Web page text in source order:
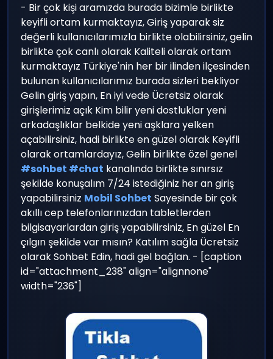
- Bir çok kişi aramızda burada bizimle birlikte
keyifli ortam kurmaktayız, Giriş yaparak siz
değerli kullanıcılarımızla birlikte olabilirsiniz, gelin
birlikte çok canlı olarak Kaliteli olarak ortam
kurmaktayız Türkiye'nin her bir ilinden ilçesinden
bulunan kullanıcılarımız burada sizleri bekliyor
Gelin giriş yapın, En iyi vede Ücretsiz olarak
girişlerimiz açık Kim bilir yeni dostluklar yeni
arkadaşlıklar belkide yeni aşklara yelken
açabilirsiniz, hadi birlikte en güzel olarak Keyifli
olarak ortamlardayız, Gelin birlikte özel genel
#sohbet #chat kanalında birlikte sınırsız
şekilde konuşalım 7/24 istediğiniz her an giriş
yapabilirsiniz Mobil Sohbet Sayesinde bir çok
akıllı cep telefonlarınızdan tabletlerden
bilgisayarlardan giriş yapabilirsiniz, En güzel En
çılgın şekilde var mısın? Katılım sağla Ücretsiz
olarak Sohbet Edin, hadi gel bağlan. - [caption
id="attachment_238" align="alignnone"
width="236"]